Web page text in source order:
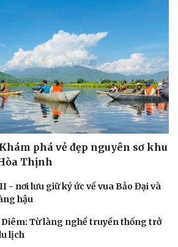
phá vẻ đẹp nguyên sơ khu
Thịnh
- nơi lưu giữ ký ức về vua Bảo Đại và
hậu
Từ làng nghề truyền thống trở
lịch